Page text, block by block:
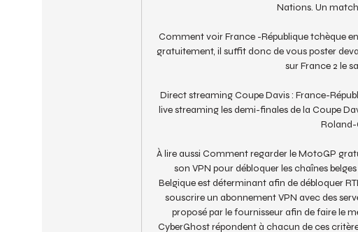
Nations. Un
Comment voir France -République tchèque
gratuitement, il suffit donc de vous poster
sur France 2 le
Direct streaming Coupe Davis : France-
live streaming les demi-finales de la Coupe
Roland-
À lire aussi Comment regarder le MotoGP
son VPN pour débloquer les chaînes
Belgique est déterminant afin de débloquer
souscrire un abonnement VPN avec des
proposé par le fournisseur afin de faire le
CyberGhost répondent à chacun de ces